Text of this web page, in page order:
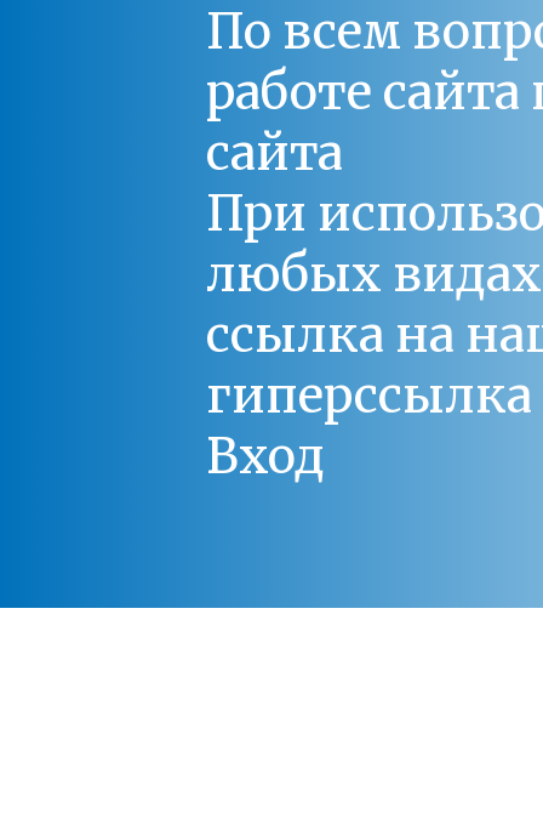
По всем
работе
сайта
При
любых
ссылка на
Вход